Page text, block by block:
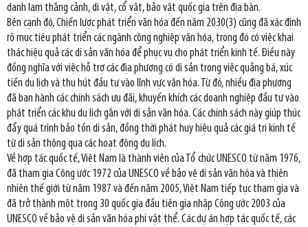
danh lam thắng cảnh, di vật, cổ vật, bảo vật quốc gia trên địa bàn.
Bên cạnh đó, Chiến lược phát triển văn hóa đến năm 2030(3) cũng đã xác định
rõ mục tiêu phát triển các ngành công nghiệp văn hóa, trong đó có việc khai
thác hiệu quả các di sản văn hóa để phục vụ cho phát triển kinh tế. Điều này
đồng nghĩa với việc hỗ trợ các địa phương có di sản trong việc quảng bá, xúc
tiến du lịch và thu hút đầu tư vào lĩnh vực văn hóa. Từ đó, nhiều địa phương
đã ban hành các chính sách ưu đãi, khuyến khích các doanh nghiệp đầu tư vào
phát triển các khu du lịch gắn với di sản văn hóa. Các chính sách này giúp thúc
đẩy quá trình bảo tồn di sản, đồng thời phát huy hiệu quả các giá trị kinh tế
từ di sản thông qua các hoạt động du lịch.
Về hợp tác quốc tế, Việt Nam là thành viên của Tổ chức UNESCO từ năm 1976,
đã tham gia Công ước 1972 của UNESCO về bảo vệ di sản văn hóa và thiên
nhiên thế giới từ năm 1987 và đến năm 2005, Việt Nam tiếp tục tham gia và
đã trở thành một trong 30 quốc gia đầu tiên gia nhập Công ước 2003 của
UNESCO về bảo vệ di sản văn hóa phi vật thể. Các dự án hợp tác quốc tế, các